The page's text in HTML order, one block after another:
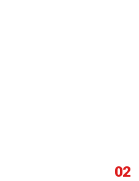
02